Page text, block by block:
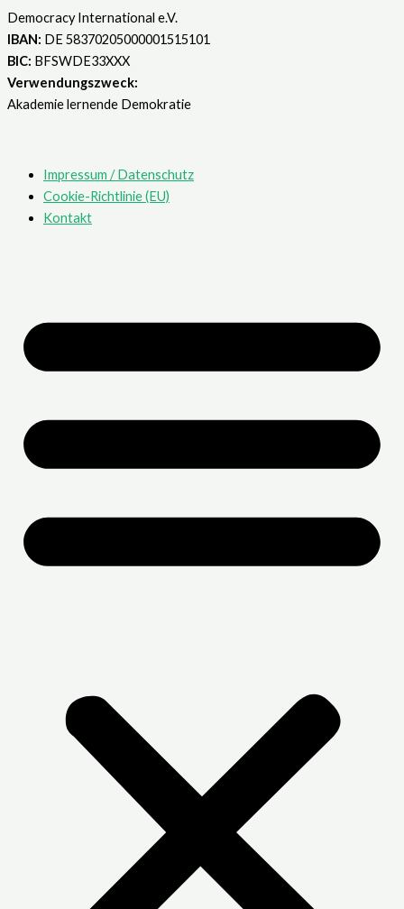
Democracy International e.V.
IBAN: DE 58370205000001515101
BIC: BFSWDE33XXX
Verwendungszweck:
Akademie lernende Demokratie
Impressum / Datenschutz
Cookie-Richtlinie (EU)
Kontakt